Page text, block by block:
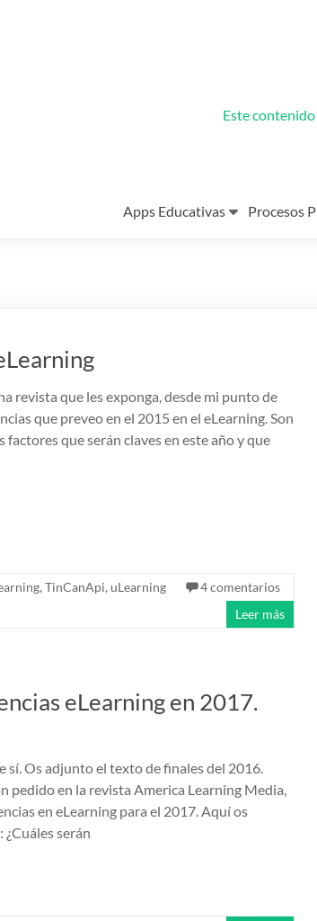
Este
Apps Educativas Procesos
revista que les exponga, desde mi punto de
que preveo en el 2015 en el eLearning. Son
factores que serán claves en este año y que
, TinCanApi, uLearning
4 comentarios
Leer más
eLearning en 2017.
sí. Os adjunto el texto de finales del 2016.
pedido en la revista America Learning Media,
en eLearning para el 2017. Aquí os
serán